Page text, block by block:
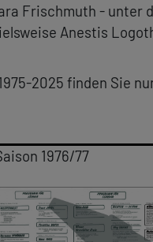
Frischmuth - unter
Anestis
2025 finden Sie
1976/77